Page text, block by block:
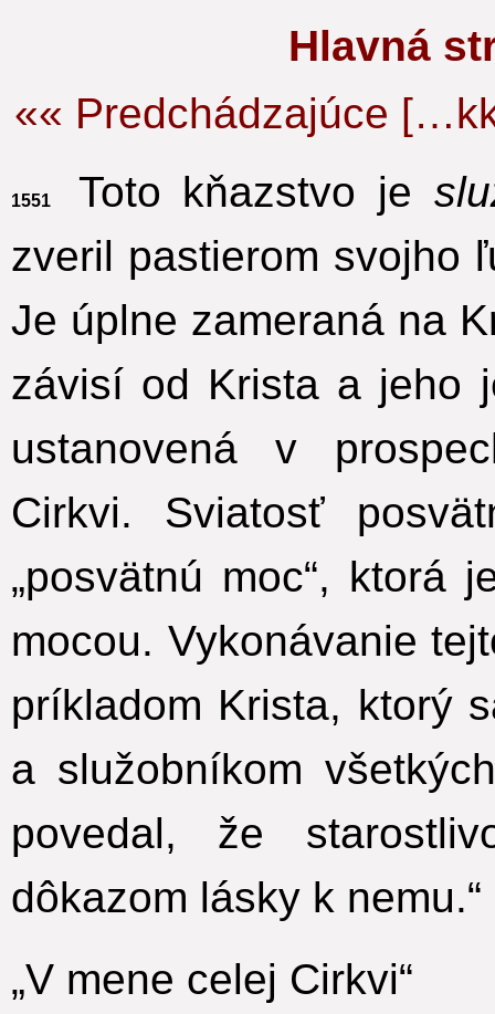
Hlavná
«« Predchádzajúce
1551 Toto kňazstvo je
zveril pastierom svojho
Je úplne zameraná na
závisí od Krista a jeho
ustanovená v
Cirkvi. Sviatosť
„posvätnú moc“, ktorá
mocou. Vykonávanie
príkladom Krista, ktorý
a služobníkom
povedal, že
dôkazom lásky k nemu.“
„V mene celej Cirkvi“